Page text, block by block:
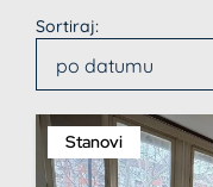
Sortiraj:
po datumu
Stanovi